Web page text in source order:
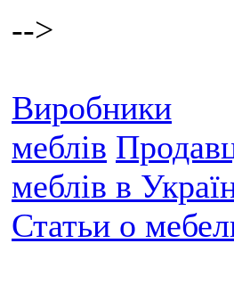
-->
Виробники
меблів
меблів в
Статьи о